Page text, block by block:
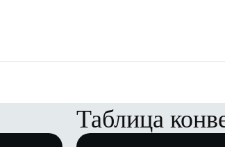
Таблица